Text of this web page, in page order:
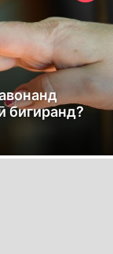
бигиранд?